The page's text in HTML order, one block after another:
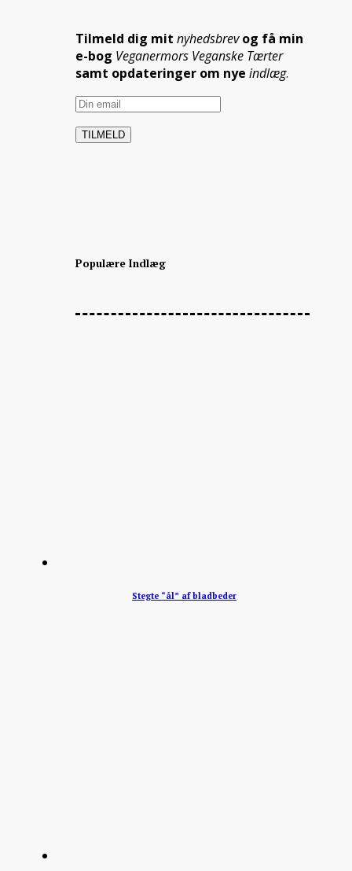
Tilmeld dig mit nyhedsbrev og få min
e-bog Veganermors Veganske Tærter
samt opdateringer om nye indlæg.
Populære Indlæg
Stegte “ål” af bladbeder